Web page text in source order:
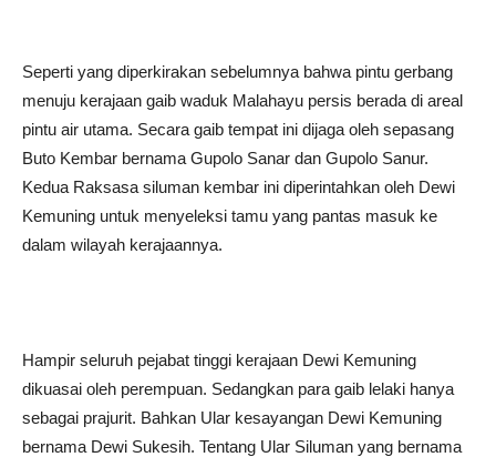
Seperti yang diperkirakan sebelumnya bahwa pintu gerbang
menuju kerajaan gaib waduk Malahayu persis berada di areal
pintu air utama. Secara gaib tempat ini dijaga oleh sepasang
Buto Kembar bernama Gupolo Sanar dan Gupolo Sanur.
Kedua Raksasa siluman kembar ini diperintahkan oleh Dewi
Kemuning untuk menyeleksi tamu yang pantas masuk ke
dalam wilayah kerajaannya.
Hampir seluruh pejabat tinggi kerajaan Dewi Kemuning
dikuasai oleh perempuan. Sedangkan para gaib lelaki hanya
sebagai prajurit. Bahkan Ular kesayangan Dewi Kemuning
bernama Dewi Sukesih. Tentang Ular Siluman yang bernama